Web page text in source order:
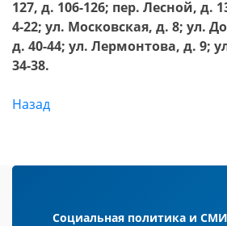
127, д. 106-126; пер. Лесной, д.
4-22; ул. Московская, д. 8; ул.
д. 40-44; ул. Лермонтова, д. 9;
34-38.
Назад
Социальная политика и СМИ